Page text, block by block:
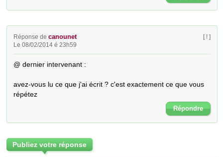
Réponse decanounet
Le 08/02/2014 é 23h59
[ ! ]
@ dernier intervenant :
avez-vous lu ce que j'ai écrit ? c'est exactement ce que vous
répétez
Répondre
Publiez votre réponse